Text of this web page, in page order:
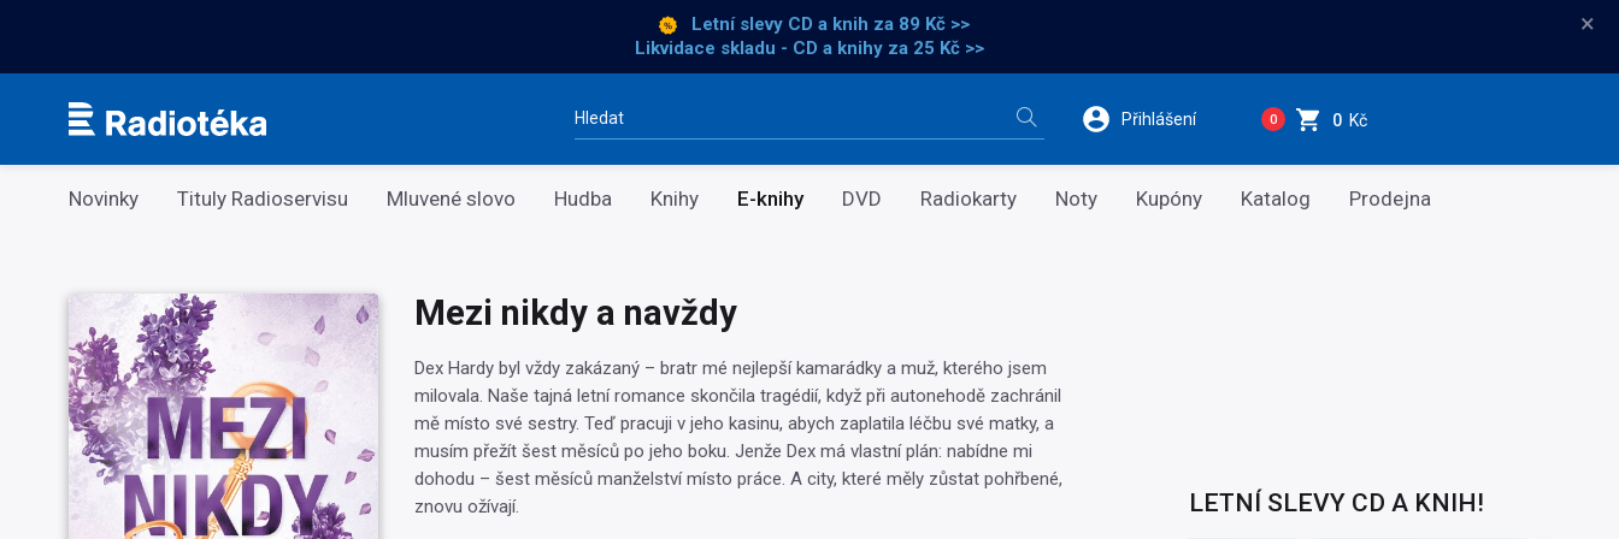
Letní slevy CD a knih za 89 Kč >>
Likvidace skladu - CD a knihy za 25 Kč >>
×
Vyhledávání Přihlášení 0 0 Kč
Kategorie
Novinky Tituly Radioservisu Mluvené slovo Hudba Knihy E-knihy DVD Radiokarty Noty Kupóny Katalog Prodejna
Mezi nikdy a navždy
Dex Hardy byl vždy zakázaný – bratr mé nejlepší kamarádky a muž, kterého jsem
milovala. Naše tajná letní romance skončila tragédií, když při autonehodě zachránil
mě místo své sestry. Teď pracuji v jeho kasinu, abych zaplatila léčbu své matky, a
musím přežít šest měsíců po jeho boku. Jenže Dex má vlastní plán: nabídne mi
dohodu – šest měsíců manželství místo práce. A city, které měly zůstat pohřbené,
znovu ožívají.
LETNÍ SLEVY CD A KNIH!